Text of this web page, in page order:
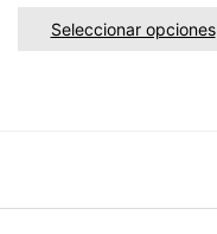
Seleccionar opciones